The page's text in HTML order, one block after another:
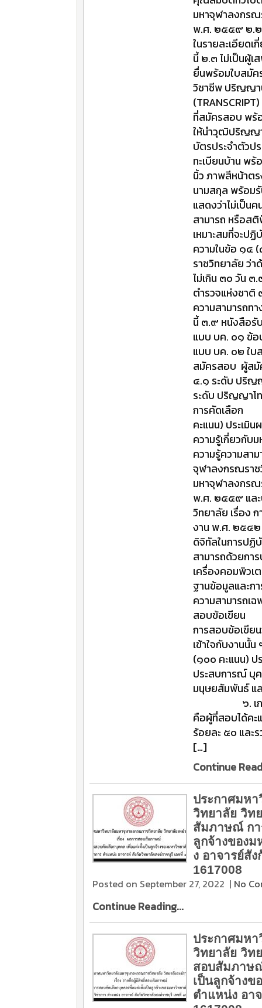
มหาจุฬาลงกรณ
พ.ศ. ๒๕๕๙ ๒.๒
ในรายละเอียด
นี้ ๒.๓ ไม่เป็นผู้
ยื่นพร้อมใบสมัค
วิชาชีพ ปริญญา
ที่สมัครสอบ พร้
ให้นำวุฒิปริญญ
บัตรประจำตัวป
ทะเบียนบ้าน พ
นิ้ว ภาพสีหน้าต
นามสกุล พร้อม
แสดงว่าไม่เป็น
สามารถ หรือส
เหมาะสมที่จะป
ความในข้อ ๑๔
ราชวิทยาลัย ว่
ไม่เกิน ๓๐ วัน
ตำรวจแห่งชาติ
ความสามารถท
นี้ ๓.๙ หนังสือรั
แบบ บค. ๐๑ ข้
แบบ บค. ๐๒ ใบ
สมัครสอบ ผู้สมั
๔.๑ ระดับ
ระดับ ปริ
การคัดเลือก
คะแนน) ปร
ความรู้เกี่ยว
ความรู้ความสา
จุฬาลงกรณรา
มหาจุฬาลงกรณ
พ.ศ. ๒๕๕๙ แล
วิทยาลัย เรื่อง
งาน พ.ศ. ๒
ดิจิทัลในการปฏิ
สามารถด้วยกา
เครื่องคอมพิวเ
ฐานข้อมูลและก
ความสามารถเ
สอบข้อเขีย
การสอบข้อเขีย
เข้าใจกับงา
(๑๐๐ คะแนน)
ประสบการณ์ บุ
มนุษยสัมพันธ์ แ
๖. เกณฑ์ก
คือผู้ที่สอบได้คะ
ร้อยละ ๕๐ และ
[…]
Continue
ประกาศมห
วิทยาลัย วิท
สัมภาษณ์ กา
ลูกจ้างของม
ง อาจารย์สั
1617008
Posted on September 27, 2022 | No
Continue Reading...
ประกาศมห
วิทยาลัย วิท
สอบสัมภาษ
เป็นลูกจ้างข
ตำแหน่ง อา